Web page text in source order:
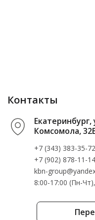
Контакты
Комсомола,
+7 (343) 383-35-72
+7 (902) 878-11-14
kbn-
8:00-17:00 (Пн-